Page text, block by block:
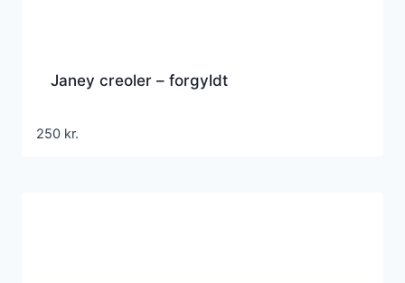
Janey creoler – forgyldt
250 kr.